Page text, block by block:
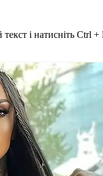
і натисніть Ctrl